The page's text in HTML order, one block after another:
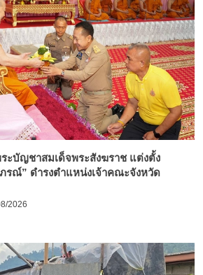
ะบัญชาสมเด็จพระสังฆราช แต่งตั้ง
รณ์” ดำรงตำแหน่งเจ้าคณะจังหวัด
2026